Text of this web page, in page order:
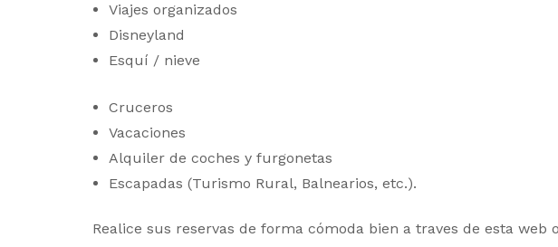
Viajes organizados
Disneyland
Esquí / nieve
Cruceros
Vacaciones
Alquiler de coches y furgonetas
Escapadas (Turismo Rural, Balnearios, etc.).
Realice sus reservas de forma cómoda bien a traves de esta web